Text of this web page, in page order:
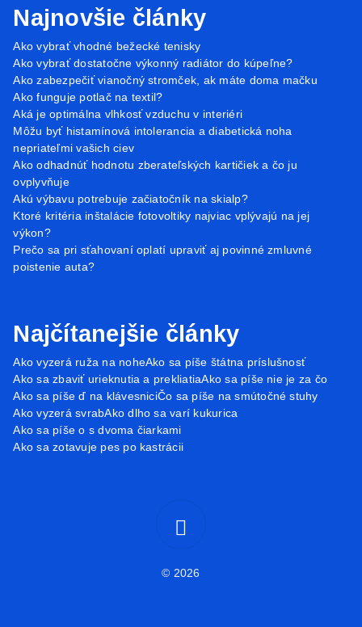
Najnovšie články
Ako vybrať vhodné bežecké tenisky
Ako vybrať dostatočne výkonný radiátor do kúpeľne?
Ako zabezpečiť vianočný stromček, ak máte doma mačku
Ako funguje potlač na textil?
Aká je optimálna vlhkosť vzduchu v interiéri
Môžu byť histamínová intolerancia a diabetická noha
nepriateľmi vašich ciev
Ako odhadnúť hodnotu zberateľských kartičiek a čo ju
ovplyvňuje
Akú výbavu potrebuje začiatočník na skialp?
Ktoré kritéria inštalácie fotovoltiky najviac vplývajú na jej
výkon?
Prečo sa pri sťahovaní oplatí upraviť aj povinné zmluvné
poistenie auta?
Najčítanejšie články
Ako vyzerá ruža na noheAko sa píše štátna príslušnosť
Ako sa zbaviť urieknutia a prekliatiaAko sa píše nie je za čo
Ako sa píše ď na klávesniciČo sa píše na smútočné stuhy
Ako vyzerá svrabAko dlho sa varí kukurica
Ako sa píše o s dvoma čiarkami
Ako sa zotavuje pes po kastrácii
© 2026